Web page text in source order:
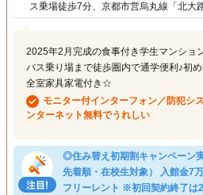
ス乗場徒歩7分、京都市営烏丸線「北大
2025年2月完成の食事付き学生マンショ
バス乗り場まで徒歩圏内で通学便利♪初
全室家具家電付き☆
モニター付インターフォン／防犯シ
ンターネット無料でうれしい
◎住み替え初期割キャンペーン
先着順・在校生対象） 入館金7
フリーレント ※初回契約終了